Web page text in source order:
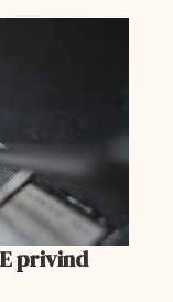
privind